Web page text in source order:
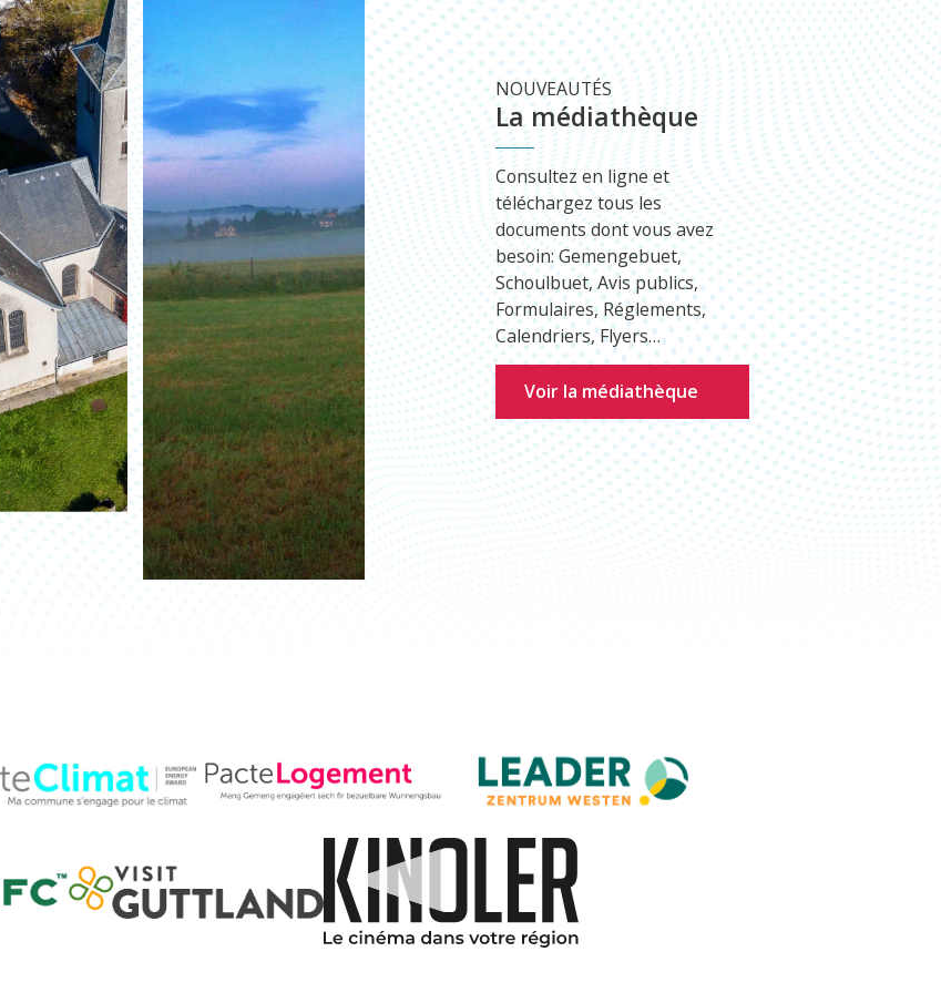
La médiathèque
NOUVEAUTÉS
Consultez en ligne et
téléchargez tous les
documents dont vous avez
besoin: Gemengebuet,
Schoulbuet, Avis publics,
Formulaires, Réglements,
Calendriers, Flyers…
Voir la médiathèque